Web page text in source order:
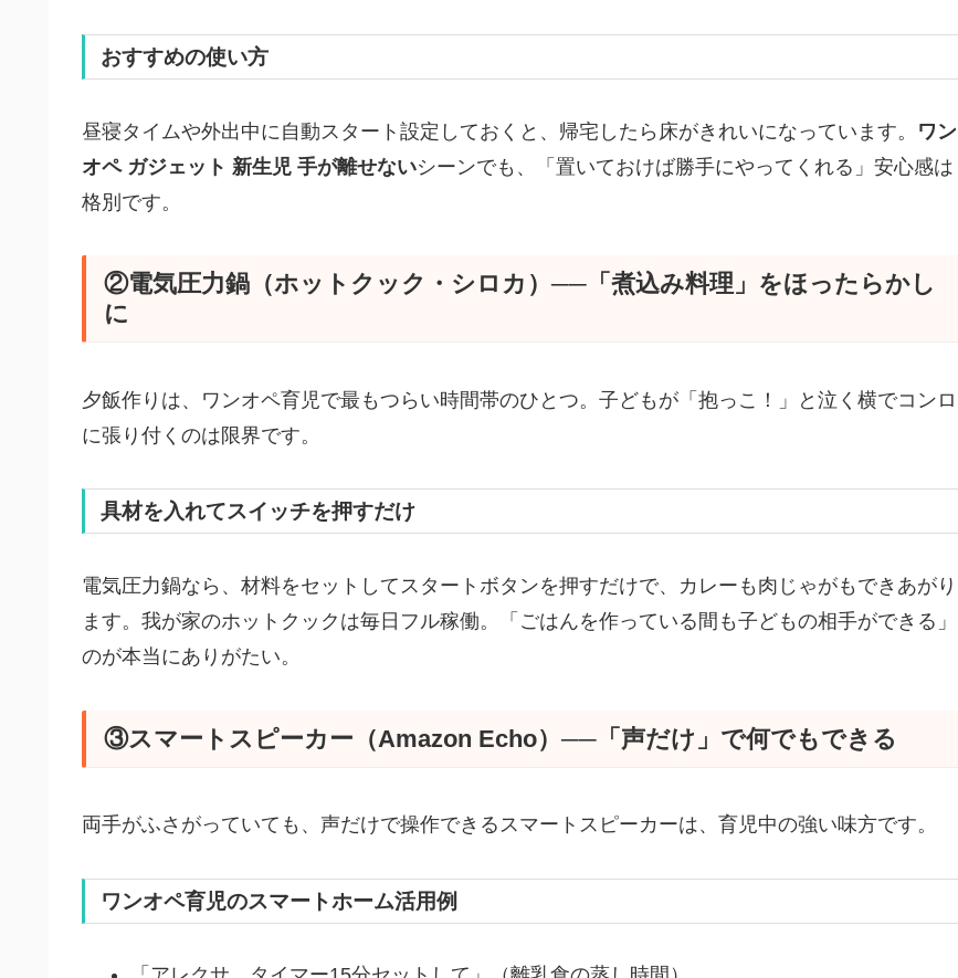
おすすめの使い方
昼寝タイムや外出中に自動スタート設定しておくと、帰宅したら床がきれいになっています。 ワン
オペ ガジェット 新生児 手が離せないシーンでも、「置いておけば勝手にやってくれる」安心感は
格別です。
②電気圧力鍋（ホットクック・シロカ）──「煮込み料理」をほったらかし
に
夕飯作りは、ワンオペ育児で最もつらい時間帯のひとつ。子どもが「抱っこ！」と泣く横でコンロ
に張り付くのは限界です。
具材を入れてスイッチを押すだけ
電気圧力鍋なら、材料をセットしてスタートボタンを押すだけで、カレーも肉じゃがもできあがり
ます。我が家のホットクックは毎日フル稼働。「ごはんを作っている間も子どもの相手ができる」
のが本当にありがたい。
③スマートスピーカー（Amazon Echo）──「声だけ」で何でもできる
両手がふさがっていても、声だけで操作できるスマートスピーカーは、育児中の強い味方です。
ワンオペ育児のスマートホーム活用例